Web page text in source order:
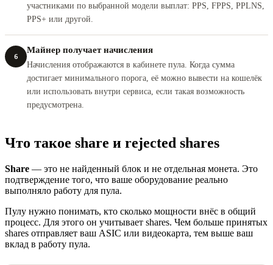
участниками по выбранной модели выплат: PPS, FPPS, PPLNS,
PPS+ или другой.
6
Майнер получает начисления
Начисления отображаются в кабинете пула. Когда сумма
достигает минимального порога, её можно вывести на кошелёк
или использовать внутри сервиса, если такая возможность
предусмотрена.
Что такое share и rejected shares
Share — это не найденный блок и не отдельная монета. Это
подтверждение того, что ваше оборудование реально
выполняло работу для пула.
Пулу нужно понимать, кто сколько мощности внёс в общий
процесс. Для этого он учитывает shares. Чем больше принятых
shares отправляет ваш ASIC или видеокарта, тем выше ваш
вклад в работу пула.